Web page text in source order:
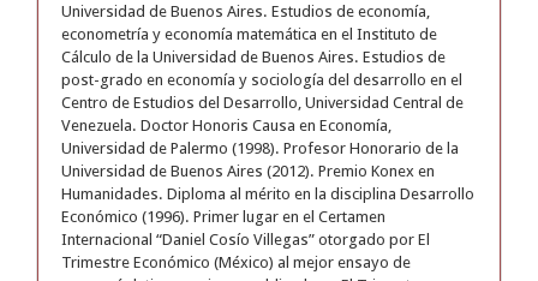
Universidad de Buenos Aires. Estudios de economía,
econometría y economía matemática en el Instituto de
Cálculo de la Universidad de Buenos Aires. Estudios de
post-grado en economía y sociología del desarrollo en el
Centro de Estudios del Desarrollo, Universidad Central de
Venezuela. Doctor Honoris Causa en Economía,
Universidad de Palermo (1998). Profesor Honorario de la
Universidad de Buenos Aires (2012). Premio Konex en
Humanidades. Diploma al mérito en la disciplina Desarrollo
Económico (1996). Primer lugar en el Certamen
Internacional “Daniel Cosío Villegas” otorgado por El
Trimestre Económico (México) al mejor ensayo de